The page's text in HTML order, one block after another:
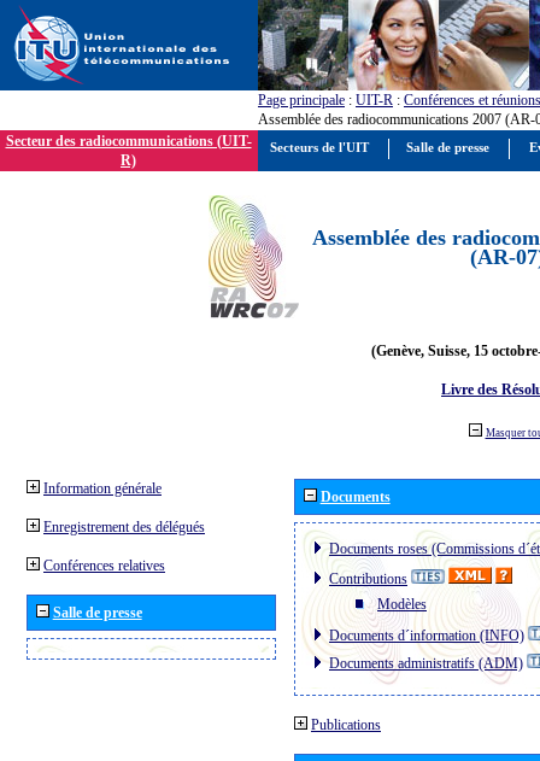
Page principale : UIT-R : Conférences et réunions
Assemblée des radiocommunications 2007 (AR-
Secteur des radiocommunications (UIT-
R)
Assemblée des
(AR-
(Genève, Suisse, 15
Livre des
Masquer
Information générale
Enregistrement des délégués
Conférences relatives
Salle de presse
Documents
Documents roses (Commissions
Contributions
Modèles
Documents d´information (INFO)
Documents administratifs (ADM)
Publications
Secteurs de l'UIT Salle de presse